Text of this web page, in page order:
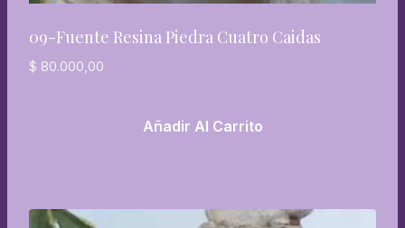
09-Fuente Resina Piedra Cuatro Caidas
$ 80.000,00
Añadir Al Carrito